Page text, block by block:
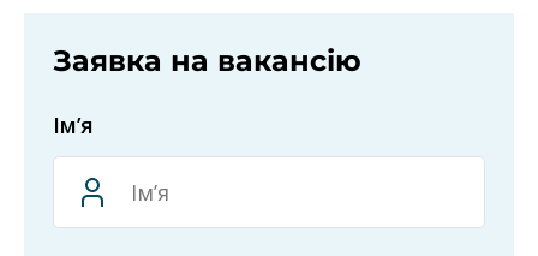
Заявка на вакансію
Ім’я